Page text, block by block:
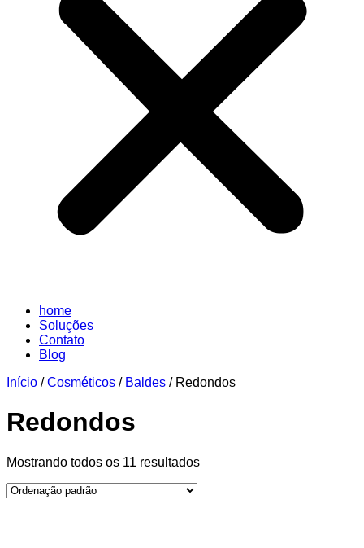
home
Soluções
Contato
Blog
Início /Cosméticos / Baldes / Redondos
Redondos
Mostrando todos os 11 resultados